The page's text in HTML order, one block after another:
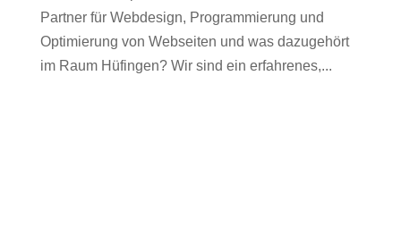
Partner für Webdesign, Programmierung und
Optimierung von Webseiten und was dazugehört
im Raum Hüfingen? Wir sind ein erfahrenes,...